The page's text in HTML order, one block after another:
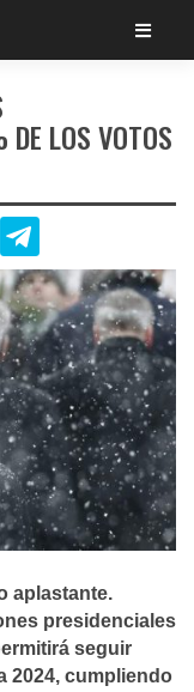
LOS VOTOS
aplastante.
presidenciales
seguir
2024, cumpliendo